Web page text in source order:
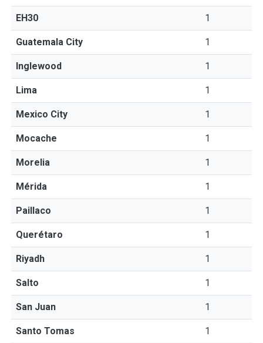
EH30 1
Guatemala City 1
Inglewood 1
Lima 1
Mexico City 1
Mocache 1
Morelia 1
Mérida 1
Paillaco 1
Querétaro 1
Riyadh 1
Salto 1
San Juan 1
Santo Tomas 1